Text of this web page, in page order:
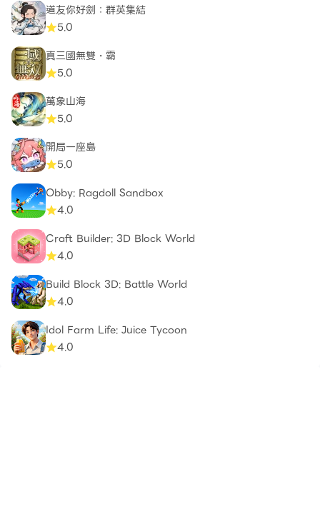
道友你好劍：群英集結
5.0
真三國無雙・霸
5.0
萬象山海
5.0
開局一座島
5.0
Obby: Ragdoll Sandbox
4.0
Craft Builder: 3D Block World
4.0
Build Block 3D: Battle World
4.0
Idol Farm Life: Juice Tycoon
4.0